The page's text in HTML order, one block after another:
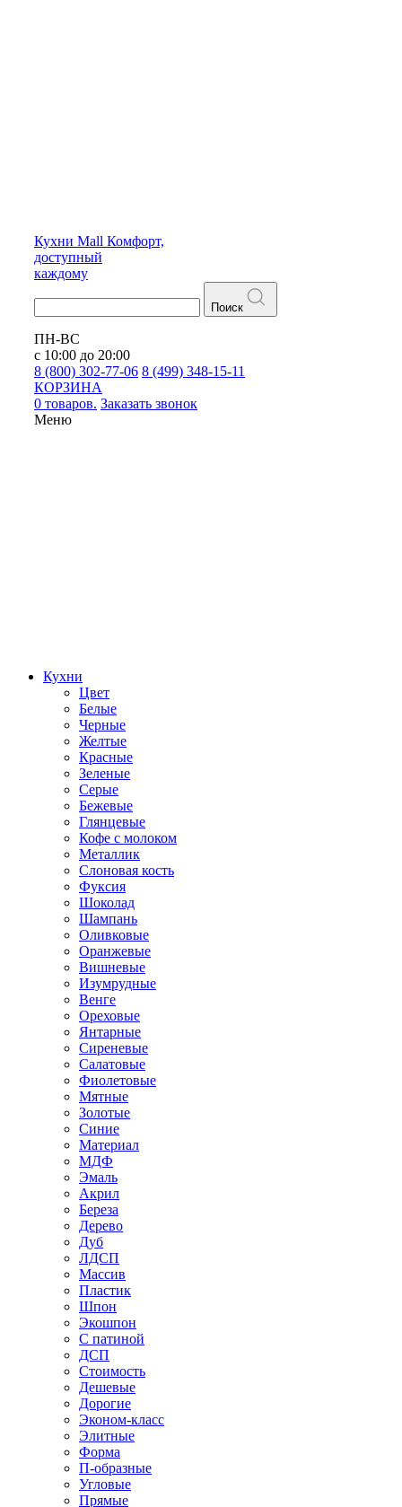
Кухни Mall Комфорт,
доступный
каждому
Поиск
ПН-ВС
с 10:00 до 20:00
8 (800) 302-77-06 8 (499) 348-15-11
КОРЗИНА
0 товаров. Заказать звонок
Меню
Кухни
Цвет
Белые
Черные
Желтые
Красные
Зеленые
Серые
Бежевые
Глянцевые
Кофе с молоком
Металлик
Слоновая кость
Фуксия
Шоколад
Шампань
Оливковые
Оранжевые
Вишневые
Изумрудные
Венге
Ореховые
Янтарные
Сиреневые
Салатовые
Фиолетовые
Мятные
Золотые
Синие
Материал
МДФ
Эмаль
Акрил
Береза
Дерево
Дуб
ЛДСП
Массив
Пластик
Шпон
Экошпон
С патиной
ДСП
Стоимость
Дешевые
Дорогие
Эконом-класс
Элитные
Форма
П-образные
Угловые
Прямые